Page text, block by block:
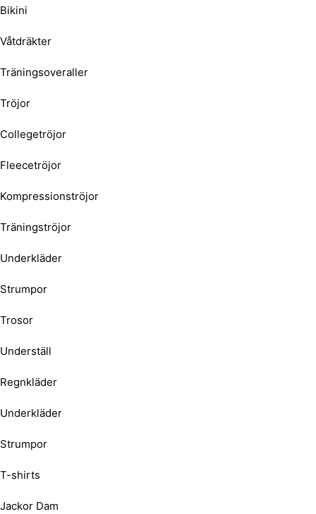
Bikini
Våtdräkter
Träningsoveraller
Tröjor
Collegetröjor
Fleecetröjor
Kompressionströjor
Träningströjor
Underkläder
Strumpor
Trosor
Underställ
Regnkläder
Underkläder
Strumpor
T-shirts
Jackor Dam